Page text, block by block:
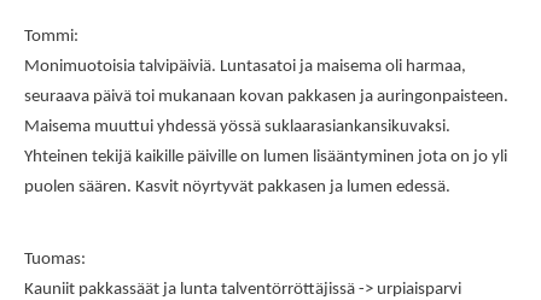
Tommi:
Monimuotoisia talvipäiviä. Luntasatoi ja maisema oli harmaa,
seuraava päivä toi mukanaan kovan pakkasen ja auringonpaisteen.
Maisema muuttui yhdessä yössä suklaarasiankansikuvaksi.
Yhteinen tekijä kaikille päiville on lumen lisääntyminen jota on jo yli
puolen säären. Kasvit nöyrtyvät pakkasen ja lumen edessä.
Tuomas:
Kauniit pakkassäät ja lunta talventörröttäjissä -> urpiaisparvi